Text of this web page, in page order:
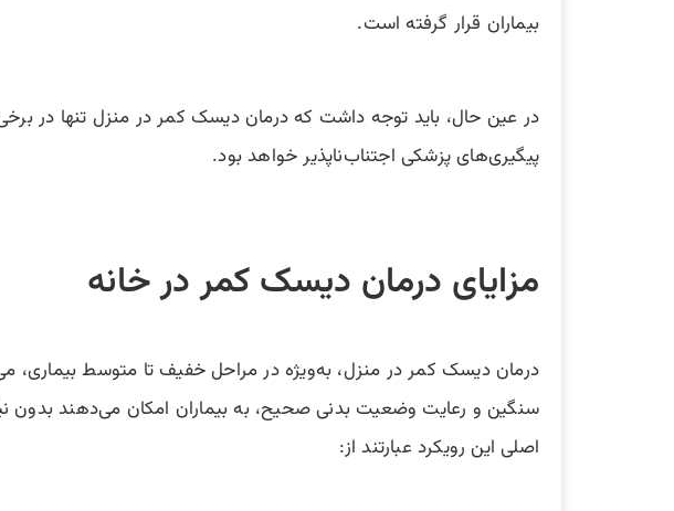
بیماران قرار گرفته است.
در عین حال، باید توجه داشت که درمان دیسک کمر در منزل تنها در
پیگیری‌های پزشکی اجتناب‌ناپذیر خواهد بود.
مزایای درمان دیسک کمر در خانه
درمان دیسک کمر در منزل، به‌ویژه در مراحل خفیف تا متوسط بیماری،
سنگین و رعایت وضعیت بدنی صحیح، به بیماران امکان می‌دهند بدون
اصلی این رویکرد عبارتند از: